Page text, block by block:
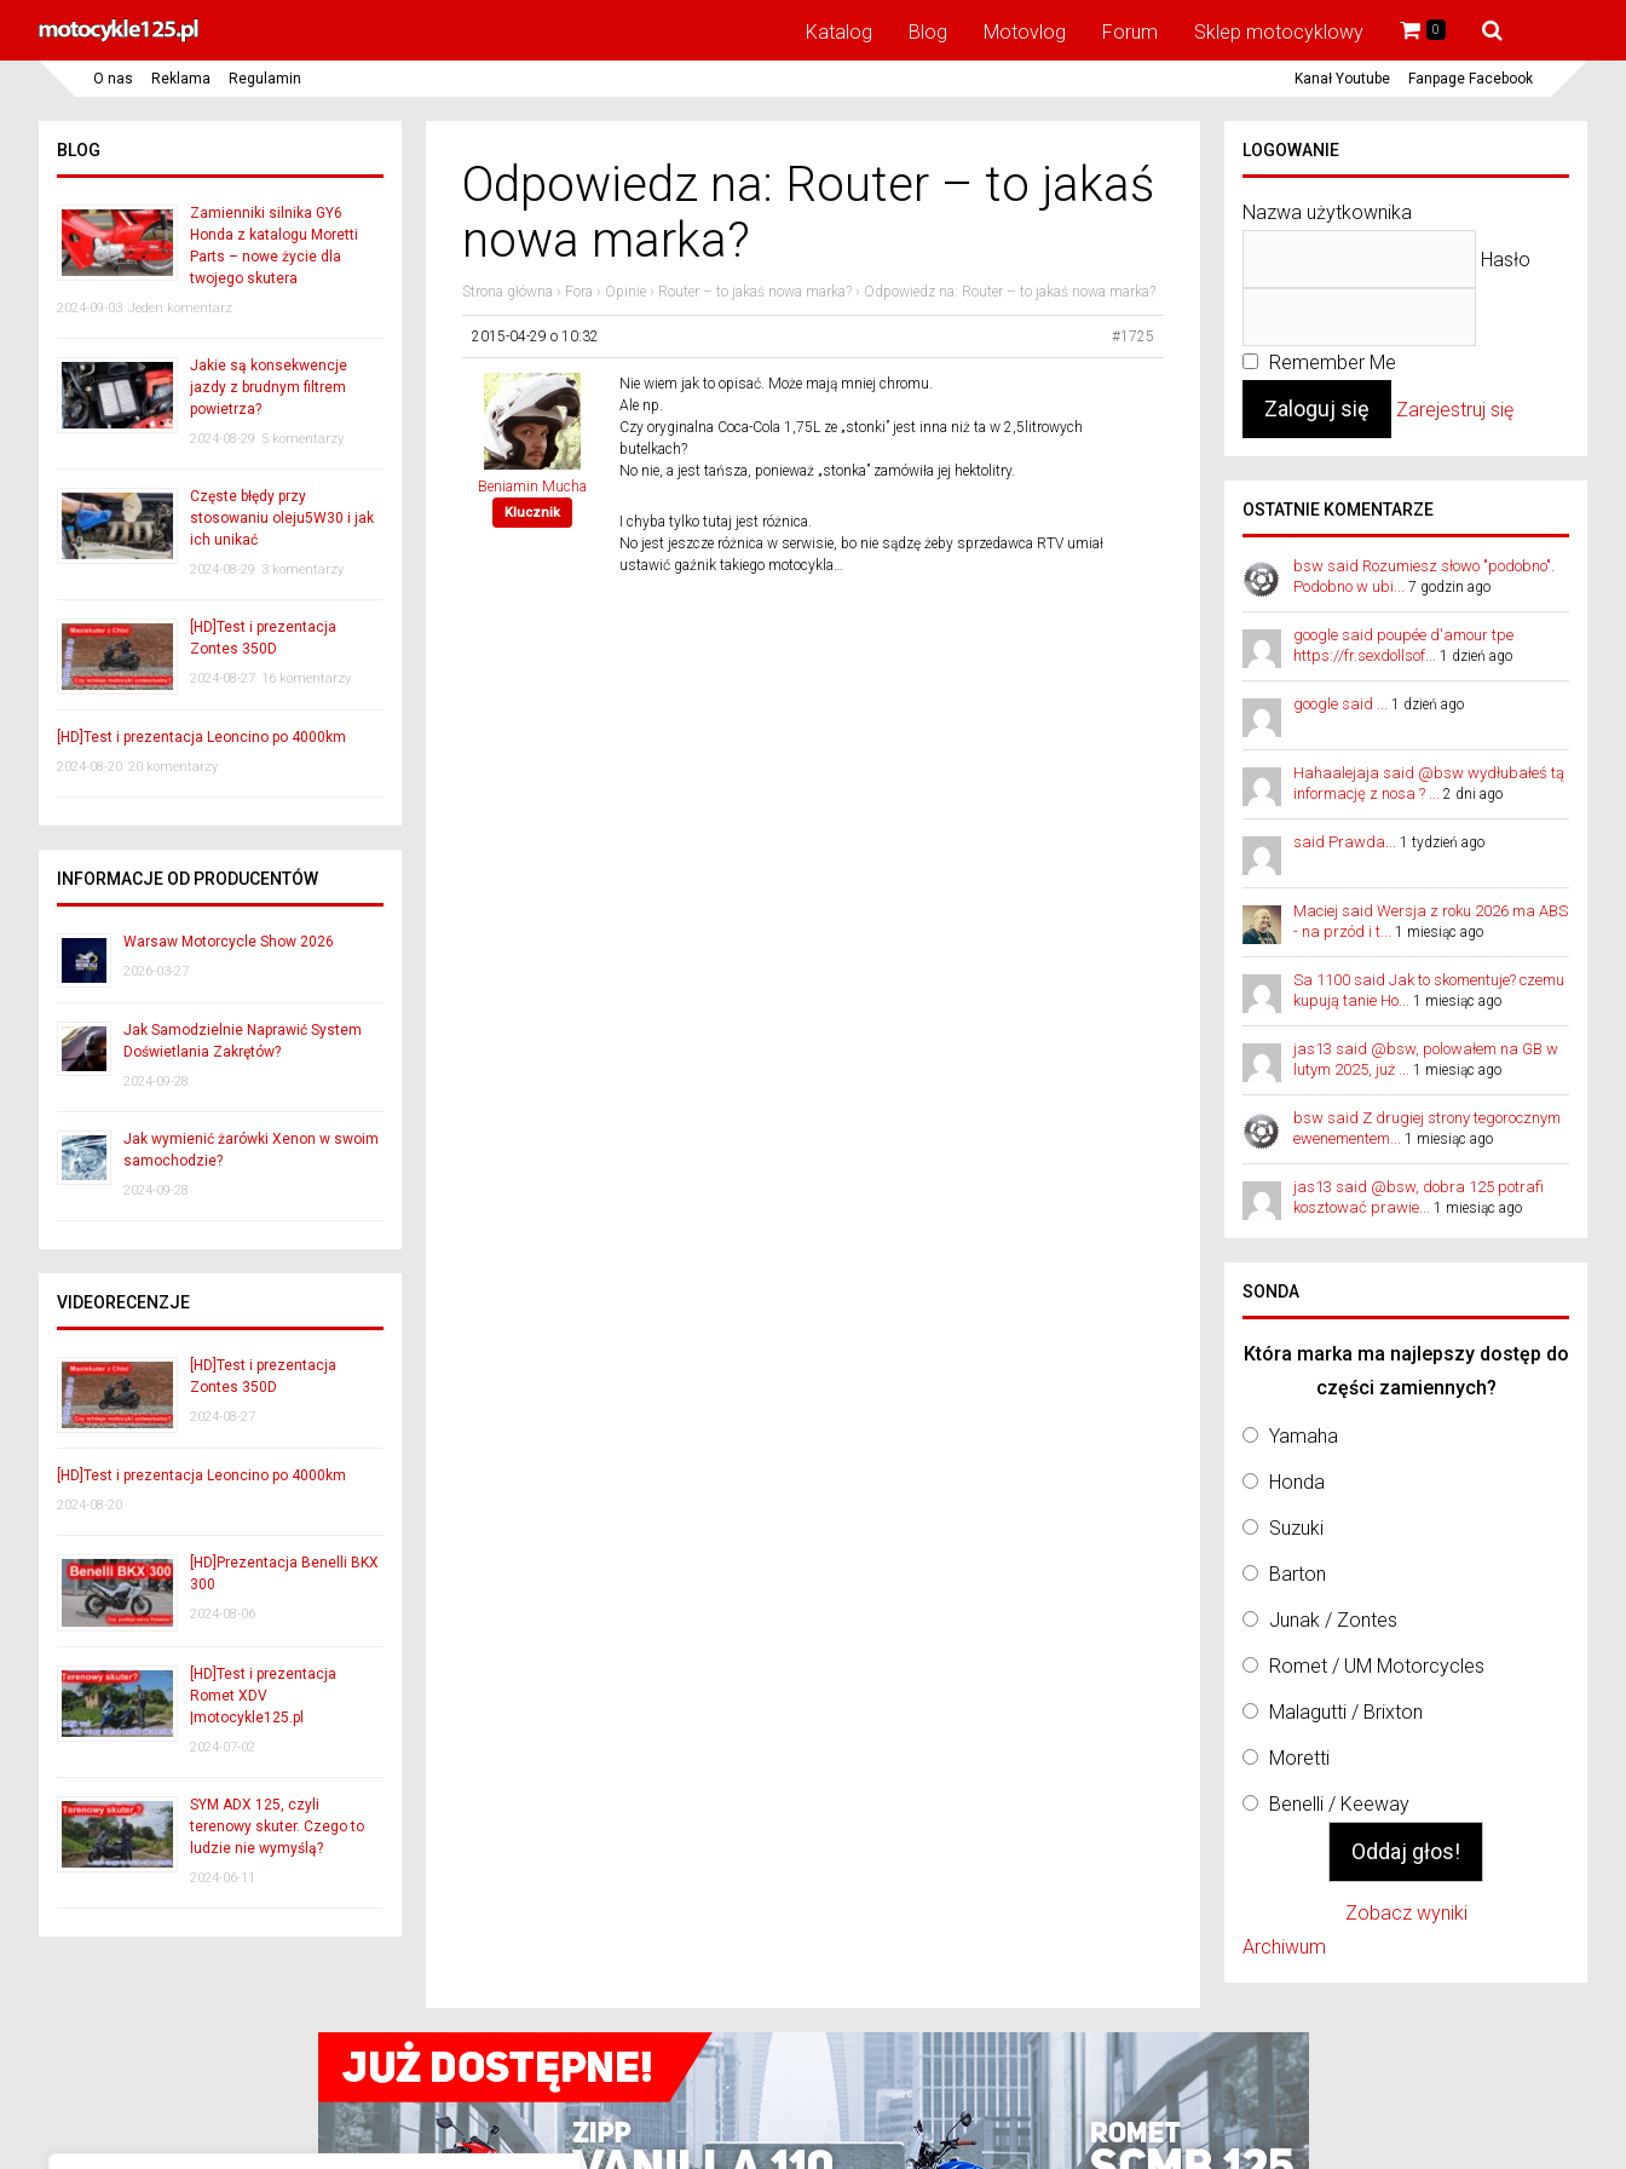
Katalog Blog Motovlog Forum Sklep motocyklowy 0
O nas Reklama Regulamin Kanał Youtube Fanpage Facebook
Odpowiedz na: Router – to jakaś
nowa marka?
Strona główna › Fora › Opinie › Router – to jakaś nowa marka? › Odpowiedz na: Router – to jakaś nowa marka?
2015-04-29 o 10:32 #1725
Beniamin Mucha
Klucznik
Nie wiem jak to opisać. Może mają mniej chromu.
Ale np.
Czy oryginalna Coca-Cola 1,75L ze „stonki” jest inna niż ta w 2,5litrowych
butelkach?
No nie, a jest tańsza, ponieważ „stonka” zamówiła jej hektolitry.
I chyba tylko tutaj jest różnica.
No jest jeszcze różnica w serwisie, bo nie sądzę żeby sprzedawca RTV umiał
ustawić gaźnik takiego motocykla…
BLOG
Zamienniki silnika GY6
Honda z katalogu Moretti
Parts – nowe życie dla
twojego skutera
2024-09-03 Jeden komentarz
Jakie są konsekwencje
jazdy z brudnym filtrem
powietrza?
2024-08-29 5 komentarzy
Częste błędy przy
stosowaniu oleju5W30 i jak
ich unikać
2024-08-29 3 komentarzy
[HD]Test i prezentacja
Zontes 350D
2024-08-27 16 komentarzy
[HD]Test i prezentacja Leoncino po 4000km
2024-08-20 20 komentarzy
INFORMACJE OD PRODUCENTÓW
Warsaw Motorcycle Show 2026
2026-03-27
Jak Samodzielnie Naprawić System
Doświetlania Zakrętów?
2024-09-28
Jak wymienić żarówki Xenon w swoim
samochodzie?
2024-09-28
VIDEORECENZJE
[HD]Test i prezentacja
Zontes 350D
2024-08-27
[HD]Test i prezentacja Leoncino po 4000km
2024-08-20
[HD]Prezentacja Benelli BKX
300
2024-08-06
[HD]Test i prezentacja
Romet XDV
|motocykle125.pl
2024-07-02
SYM ADX 125, czyli
terenowy skuter. Czego to
ludzie nie wymyślą?
2024-06-11
LOGOWANIE
Nazwa użytkownika
Hasło
Remember Me
Zarejestruj się
OSTATNIE KOMENTARZE
bsw said Rozumiesz słowo "podobno".
Podobno w ubi... 7 godzin ago
google said poupée d'amour tpe
https://fr.sexdollsof... 1 dzień ago
google said ... 1 dzień ago
Hahaalejaja said @bsw wydłubałeś tą
informację z nosa ? ... 2 dni ago
said Prawda... 1 tydzień ago
Maciej said Wersja z roku 2026 ma ABS
- na przód i t... 1 miesiąc ago
Sa 1100 said Jak to skomentuje? czemu
kupują tanie Ho... 1 miesiąc ago
jas13 said @bsw, polowałem na GB w
lutym 2025, już ... 1 miesiąc ago
bsw said Z drugiej strony tegorocznym
ewenementem... 1 miesiąc ago
jas13 said @bsw, dobra 125 potrafi
kosztować prawie... 1 miesiąc ago
SONDA
Która marka ma najlepszy dostęp do
części zamiennych?
Yamaha
Honda
Suzuki
Barton
Junak / Zontes
Romet / UM Motorcycles
Malagutti / Brixton
Moretti
Benelli / Keeway
Zobacz wyniki
Archiwum